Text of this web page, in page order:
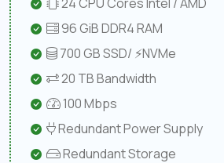
96 GiB DDR4 RAM
700 GB SSD/ ⚡NVMe
20 TB Bandwidth
100 Mbps
Redundant Power Supply
Redundant Storage